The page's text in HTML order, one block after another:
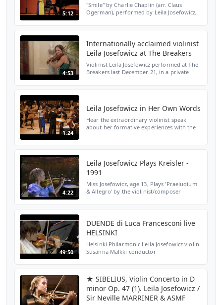
5:12
"Smile" by Charlie Chaplin (arr. Claus
Ogerman), performed by Leila Josefowicz,
4:53
Internationally acclaimed violinist
Leila Josefowicz at The Breakers
Violinist Leila Josefowicz performed at The
Breakers last December 21, in a private
1:24
Leila Josefowicz in Her Own Words
Hear the extraordinary violinist speak
about her formative experiences with the
4:22
Leila Josefowicz Plays Kreisler -
1991
Miss Josefowicz, age 13, Plays 'Praeludium
& Allegro' by the violinist/composer
49:50
DUENDE di Luca Francesconi live
HELSINKI
Helsinki Philarmonic Leila Josefowicz violin
Susanna Mälkki conductor
★ SIBELIUS, Violin Concerto in D
minor Op. 47 (1). Leila Josefowicz /
Sir Neville MARRINER & ASMF